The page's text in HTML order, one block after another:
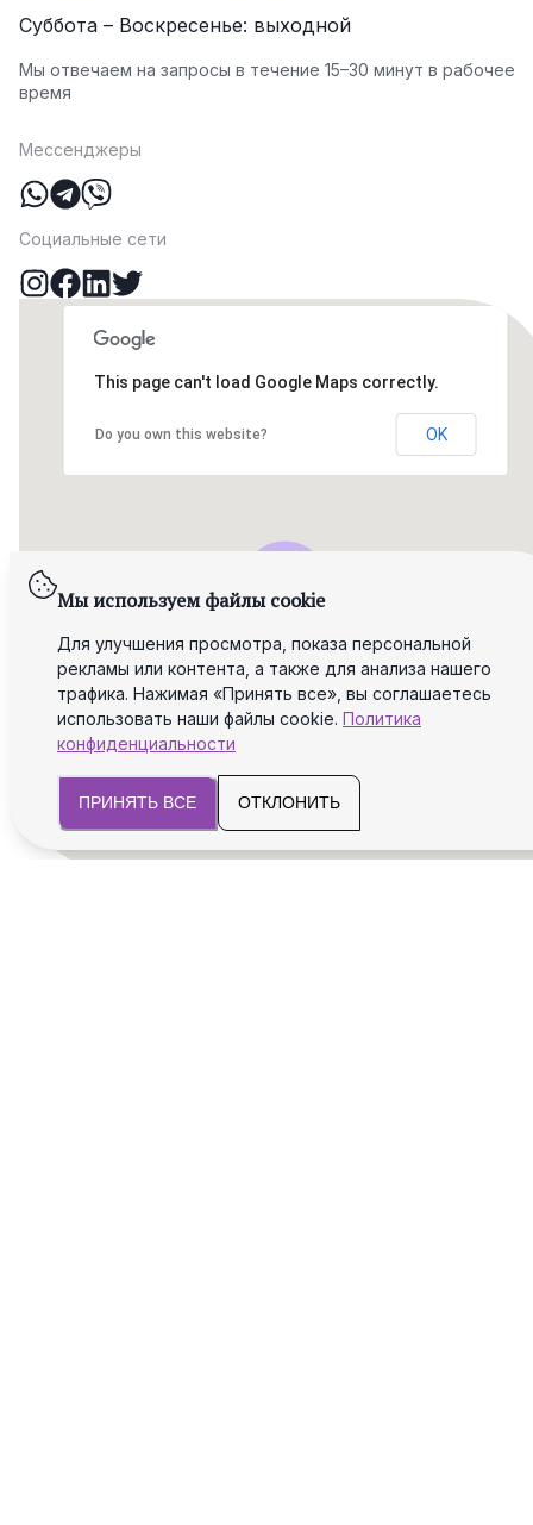
Суббота – Воскресенье: выходной
Мы отвечаем на запросы в течение 15–30 минут в рабочее
время
Мессенджеры
Социальные сети
This page can't load Google Maps correctly.
Do you own this website? OK
Мы используем файлы cookie
Для улучшения просмотра, показа персональной
рекламы или контента, а также для анализа нашего
трафика. Нажимая «Принять все», вы соглашаетесь
использовать наши файлы cookie. Политика
конфиденциальности
ПРИНЯТЬ ВСЕ ОТКЛОНИТЬ